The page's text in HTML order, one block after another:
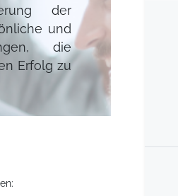
der
und
die
Erfolg zu